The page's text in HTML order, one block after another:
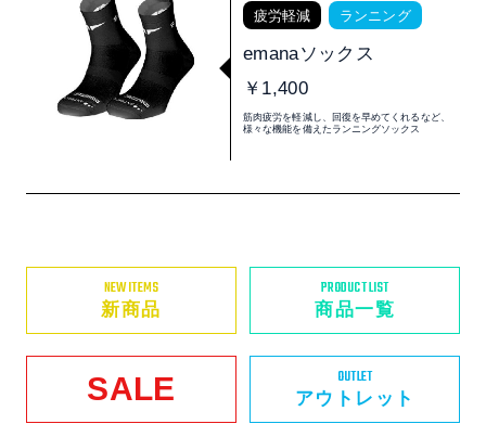
疲労軽減 ランニング
emanaソックス
￥1,400
筋肉疲労を軽減し、回復を早めてくれるなど、
様々な機能を備えたランニングソックス
NEW ITEMS
新商品
PRODUCT LIST
商品一覧
SALE OUTLET
アウトレット